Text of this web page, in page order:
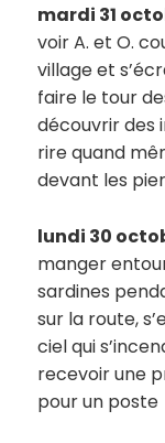
mardi 31
voir A. et O.
village et
faire le tour
découvrir des
rire quand
devant les
lundi 30
manger
sardines
sur la route,
ciel qui
recevoir une
pour un poste